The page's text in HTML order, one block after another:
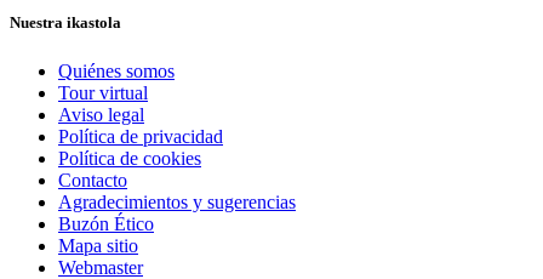
Nuestra ikastola
Quiénes somos
Tour virtual
Aviso legal
Política de privacidad
Política de cookies
Contacto
Agradecimientos y sugerencias
Buzón Ético
Mapa sitio
Webmaster